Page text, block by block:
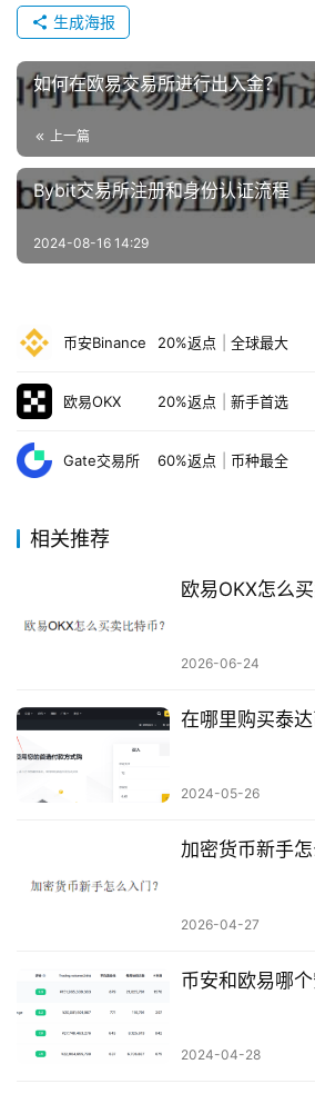
生成海报
如何在欧易交易所进行出入金？
上一篇
Bybit交易所注册和身份认证流程
2024-08-16 14:29
币安Binance 20%返点 全球最大
欧易OKX 20%返点 新手首选
Gate交易所 60%返点 币种最全
相关推荐
欧易OKX怎么买
2026-06-24
在哪里购买泰达
2024-05-26
加密货币新手怎
2026-04-27
币安和欧易哪个
2024-04-28